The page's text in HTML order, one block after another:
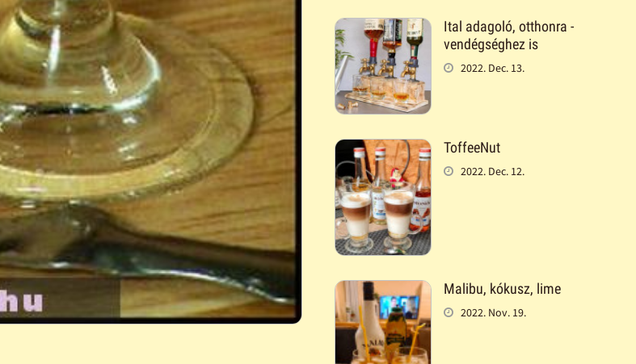
Ital adagoló, otthonra -
vendégséghez is
2022. Dec. 13.
ToffeeNut
2022. Dec. 12.
Malibu, kókusz, lime
2022. Nov. 19.